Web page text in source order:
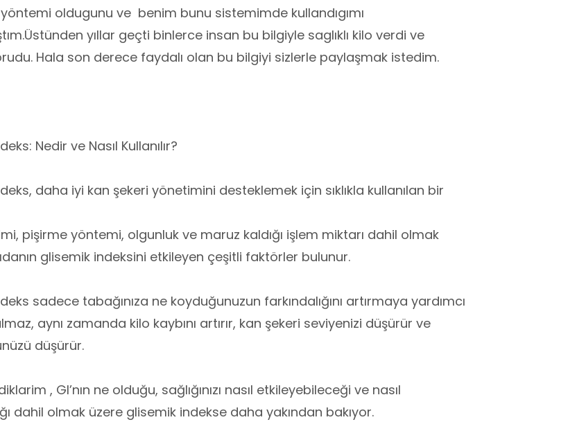
oldugunu ve benim bunu sistemimde kullandıgımı
yıllar geçti binlerce insan bu bilgiyle saglıklı kilo verdi ve
Hala son derece faydalı olan bu bilgiyi sizlerle paylaşmak istedim.
Nedir ve Nasıl Kullanılır?
daha iyi kan şekeri yönetimini desteklemek için sıklıkla kullanılan bir
pişirme yöntemi, olgunluk ve maruz kaldığı işlem miktarı dahil olmak
glisemik indeksini etkileyen çeşitli faktörler bulunur.
sadece tabağınıza ne koyduğunuzun farkındalığını artırmaya yardımcı
aynı zamanda kilo kaybını artırır, kan şekeri seviyenizi düşürür ve
düşürür.
, GI’nın ne olduğu, sağlığınızı nasıl etkileyebileceği ve nasıl
dahil olmak üzere glisemik indekse daha yakından bakıyor.